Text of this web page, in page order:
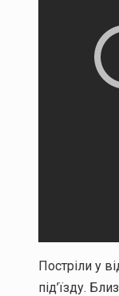
Постріли у
під’їзду.